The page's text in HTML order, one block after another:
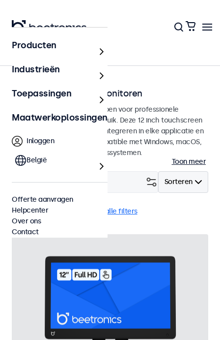
Touchscreens
12 inch touchscreen monitoren
12 inch touchscreens ontworpen voor professionele
toepassingen en continu gebruik. Deze 12 inch touchscreen
monitoren zijn eenvoudig te integreren in elke applicatie en
iedere omgeving en zijn compatible met Windows, macOS,
ChromeOS en Linux besturingssystemen.
Toon meer
Sorteren
Filter (4)
12 inch touchscreens Wis alle filters
Producten
Industrieën
Toepassingen
Maatwerkoplossingen
Inloggen
België
Offerte aanvragen
Helpcenter
Over ons
Contact